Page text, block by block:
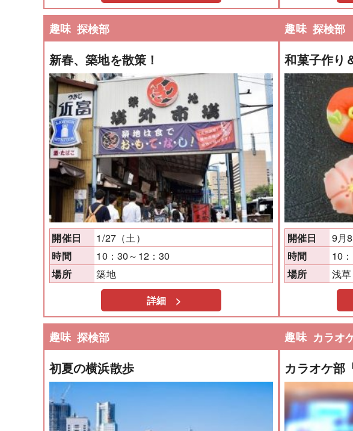
趣味 探検部
新春、築地を散策！
開催日 1/27（土）
時間 10：30～12：30
場所 築地
詳細 >
趣味 探検部
和菓子作り
開催日 9月8
時間 10
場所 浅草
趣味 探検部
初夏の横浜散歩
趣味 カラオ
カラオケ部